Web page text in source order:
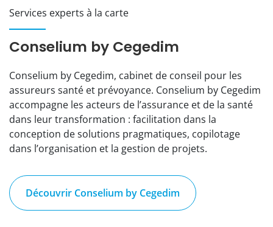
Services experts à la carte
Conselium by Cegedim
Conselium by Cegedim, cabinet de conseil pour les
assureurs santé et prévoyance. Conselium by Cegedim
accompagne les acteurs de l’assurance et de la santé
dans leur transformation : facilitation dans la
conception de solutions pragmatiques, copilotage
dans l’organisation et la gestion de projets.
Découvrir Conselium by Cegedim